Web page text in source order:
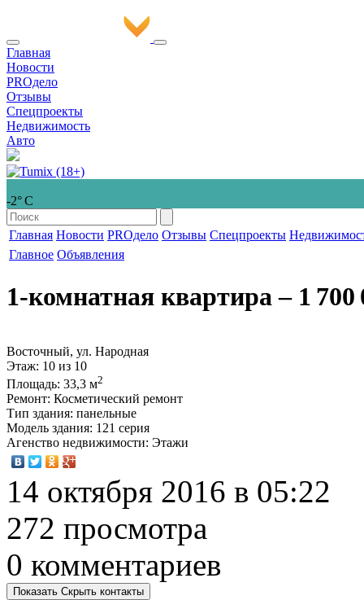
Главная
Новости
PROдело
Отзывы
Спецпроекты
Недвижимость
Авто
-2° С
Главная Новости PROдело Отзывы Спецпроекты
Главное Объявления
1-комнатная квартира‒ 1 700
Восточный, ул. Народная
Этаж: 10 из 10
Площадь: 33,3 м2
Ремонт: Косметический ремонт
Тип здания: панельные
Модель здания: 121 серия
Агенство недвижимости: Этажи
14 октября 2016 в 05:22
272 просмотра
0 комментариев
Показать Скрыть контакты